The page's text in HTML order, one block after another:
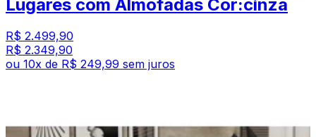
Lugares com Almofadas Cor:cinza
R$ 2.499,90
R$ 2.349,90
ou 10x de R$ 249,99 sem juros